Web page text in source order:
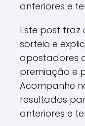
anteriores e
Este post traz
sorteio e
apostadores
premiação e
Acompanhe
resultados
anteriores e